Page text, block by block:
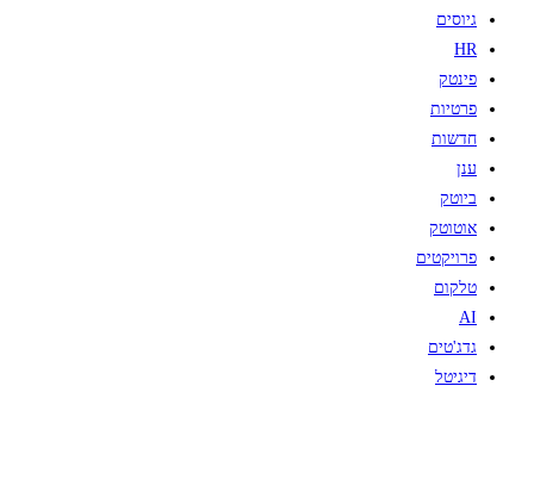
גיוסים
HR
פינטק
פרטיות
חדשות
ענן
ביוטק
אוטוטק
פרויקטים
טלקום
AI
גדג'טים
דיגיטל